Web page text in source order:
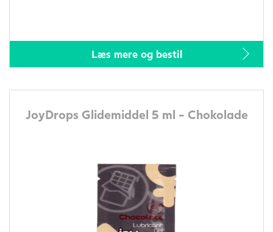
Læs mere og bestil
JoyDrops Glidemiddel 5 ml - Chokolade